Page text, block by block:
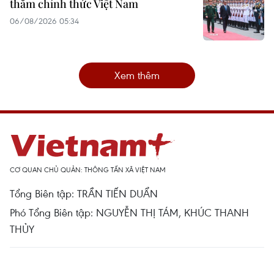
thăm chính thức Việt Nam
06/08/2026 05:34
Xem thêm
CƠ QUAN CHỦ QUẢN: THÔNG TẤN XÃ VIỆT NAM
Tổng Biên tập: TRẦN TIẾN DUẨN
Phó Tổng Biên tập: NGUYỄN THỊ TÁM, KHÚC THANH
THỦY